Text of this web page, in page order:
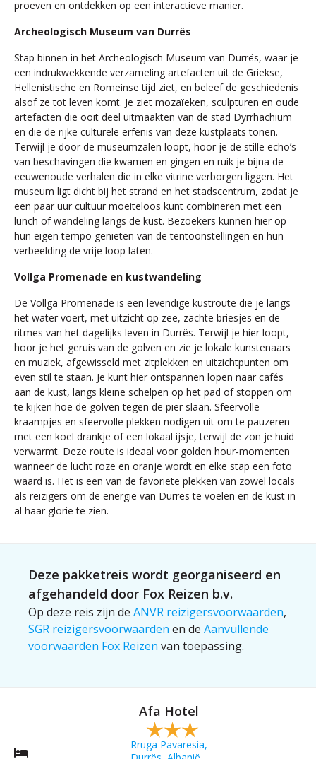
proeven en ontdekken op een interactieve manier.
Archeologisch Museum van Durrës
Stap binnen in het Archeologisch Museum van Durrës, waar je
een indrukwekkende verzameling artefacten uit de Griekse,
Hellenistische en Romeinse tijd ziet, en beleef de geschiedenis
alsof ze tot leven komt. Je ziet mozaïeken, sculpturen en oude
artefacten die ooit deel uitmaakten van de stad Dyrrhachium
en die de rijke culturele erfenis van deze kustplaats tonen.
Terwijl je door de museumzalen loopt, hoor je de stille echo’s
van beschavingen die kwamen en gingen en ruik je bijna de
eeuwenoude verhalen die in elke vitrine verborgen liggen. Het
museum ligt dicht bij het strand en het stadscentrum, zodat je
een paar uur cultuur moeiteloos kunt combineren met een
lunch of wandeling langs de kust. Bezoekers kunnen hier op
hun eigen tempo genieten van de tentoonstellingen en hun
verbeelding de vrije loop laten.
Vollga Promenade en kustwandeling
De Vollga Promenade is een levendige kustroute die je langs
het water voert, met uitzicht op zee, zachte briesjes en de
ritmes van het dagelijks leven in Durrës. Terwijl je hier loopt,
hoor je het geruis van de golven en zie je lokale kunstenaars
en muziek, afgewisseld met zitplekken en uitzichtpunten om
even stil te staan. Je kunt hier ontspannen lopen naar cafés
aan de kust, langs kleine schelpen op het pad of stoppen om
te kijken hoe de golven tegen de pier slaan. Sfeervolle
kraampjes en sfeervolle plekken nodigen uit om te pauzeren
met een koel drankje of een lokaal ijsje, terwijl de zon je huid
verwarmt. Deze route is ideaal voor golden hour‑momenten
wanneer de lucht roze en oranje wordt en elke stap een foto
waard is. Het is een van de favoriete plekken van zowel locals
als reizigers om de energie van Durrës te voelen en de kust in
al haar glorie te zien.
Deze pakketreis wordt georganiseerd en
afgehandeld door Fox Reizen b.v.
Op deze reis zijn de ANVR reizigersvoorwaarden,
SGR reizigersvoorwaarden en de Aanvullende
voorwaarden Fox Reizen van toepassing.
Afa Hotel
Rruga Pavaresia,